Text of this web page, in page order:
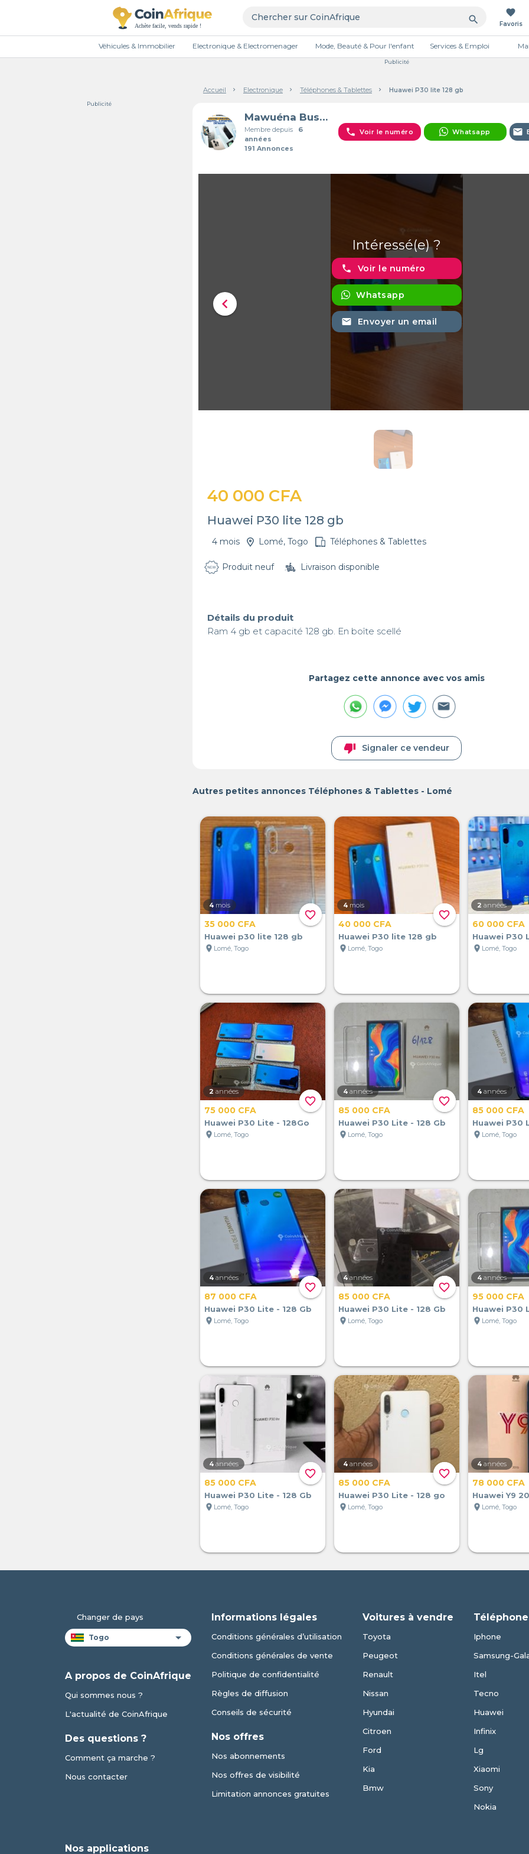
search
favorite
Favoris
Véhicules & Immobilier Electronique & Electromenager Mode, Beauté & Pour l'enfant Services & Emploi
Publicité
Accueil Electronique Téléphones & Tablettes Huawei P30 lite 128 gb
Publicité
Mawuéna Business
Membre depuis6
années
191 Annonces
phone Voir le numéro Whatsapp email
chevron_left
Intéressé(e) ?
phone Voir le numéro
Whatsapp
email Envoyer un email
40 000 CFA
Huawei P30 lite 128 gb
4 mois Lomé, Togo Téléphones & Tablettes
Produit neuf Livraison disponible
Détails du produit
Ram 4 gb et capacité 128 gb. En boîte scellé
Partagez cette annonce avec vos amis
thumb_down Signaler ce vendeur
Autres petites annonces Téléphones & Tablettes - Lomé
favorite_border
4 mois
35 000 CFA
Huawei p30 lite 128 gb
location_on Lomé, Togo
favorite_border
4 mois
40 000 CFA
Huawei P30 lite 128 gb
location_on Lomé, Togo
2 années
60 000 CFA
Huawei P30
location_on Lomé, Togo
favorite_border
2 années
75 000 CFA
Huawei P30 Lite - 128Go
location_on Lomé, Togo
favorite_border
4 années
85 000 CFA
Huawei P30 Lite - 128 Gb
location_on Lomé, Togo
4 années
85 000 CFA
Huawei P30
location_on Lomé, Togo
favorite_border
4 années
87 000 CFA
Huawei P30 Lite - 128 Gb
location_on Lomé, Togo
favorite_border
4 années
85 000 CFA
Huawei P30 Lite - 128 Gb
location_on Lomé, Togo
4 années
95 000 CFA
Huawei P30
location_on Lomé, Togo
favorite_border
4 années
85 000 CFA
Huawei P30 Lite - 128 Gb
location_on Lomé, Togo
favorite_border
4 années
85 000 CFA
Huawei P30 Lite - 128 go
location_on Lomé, Togo
4 années
78 000 CFA
Huawei Y9
location_on Lomé, Togo
Changer de pays
A propos de CoinAfrique
Qui sommes nous ?
L'actualité de CoinAfrique
Des questions ?
Comment ça marche ?
Nous contacter
Informations légales
Conditions générales d’utilisation
Conditions générales de vente
Politique de confidentialité
Règles de diffusion
Conseils de sécurité
Nos offres
Nos abonnements
Nos offres de visibilité
Limitation annonces gratuites
Voitures à vendre
Toyota
Peugeot
Renault
Nissan
Hyundai
Citroen
Ford
Kia
Bmw
Iphone
Samsung-
Itel
Tecno
Huawei
Infinix
Lg
Xiaomi
Sony
Nokia
Nos applications